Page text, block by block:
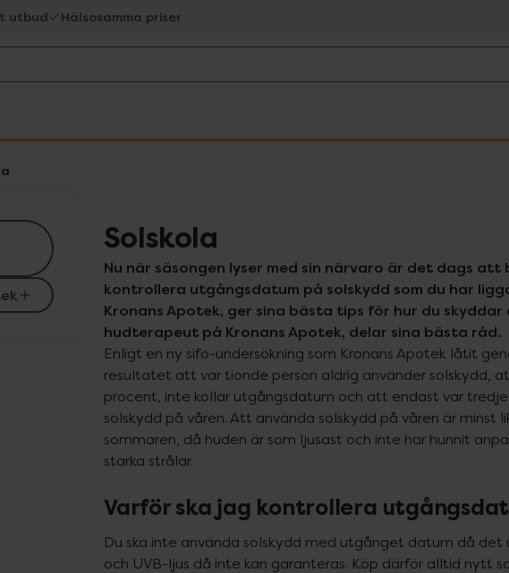
utbud Hälsosamma priser
Solskola
Nu när säsongen lyser med sin närvaro är det dags
kontrollera utgångsdatum på solskydd som du har
Kronans Apotek, ger sina bästa tips för hur du skyddar
hudterapeut på Kronans Apotek, delar sina bästa råd.
Enligt en ny sifo-undersökning som Kronans Apotek låtit
resultatet att var tionde person aldrig använder solskydd,
procent, inte kollar utgångsdatum och att endast var
solskydd på våren. Att använda solskydd på våren är minst
sommaren, då huden är som ljusast och inte har hunnit
starka strålar.
Varför ska jag kontrollera
Du ska inte använda solskydd med utgånget datum då
och UVB-ljus då inte kan garanteras. Köp därför alltid nytt